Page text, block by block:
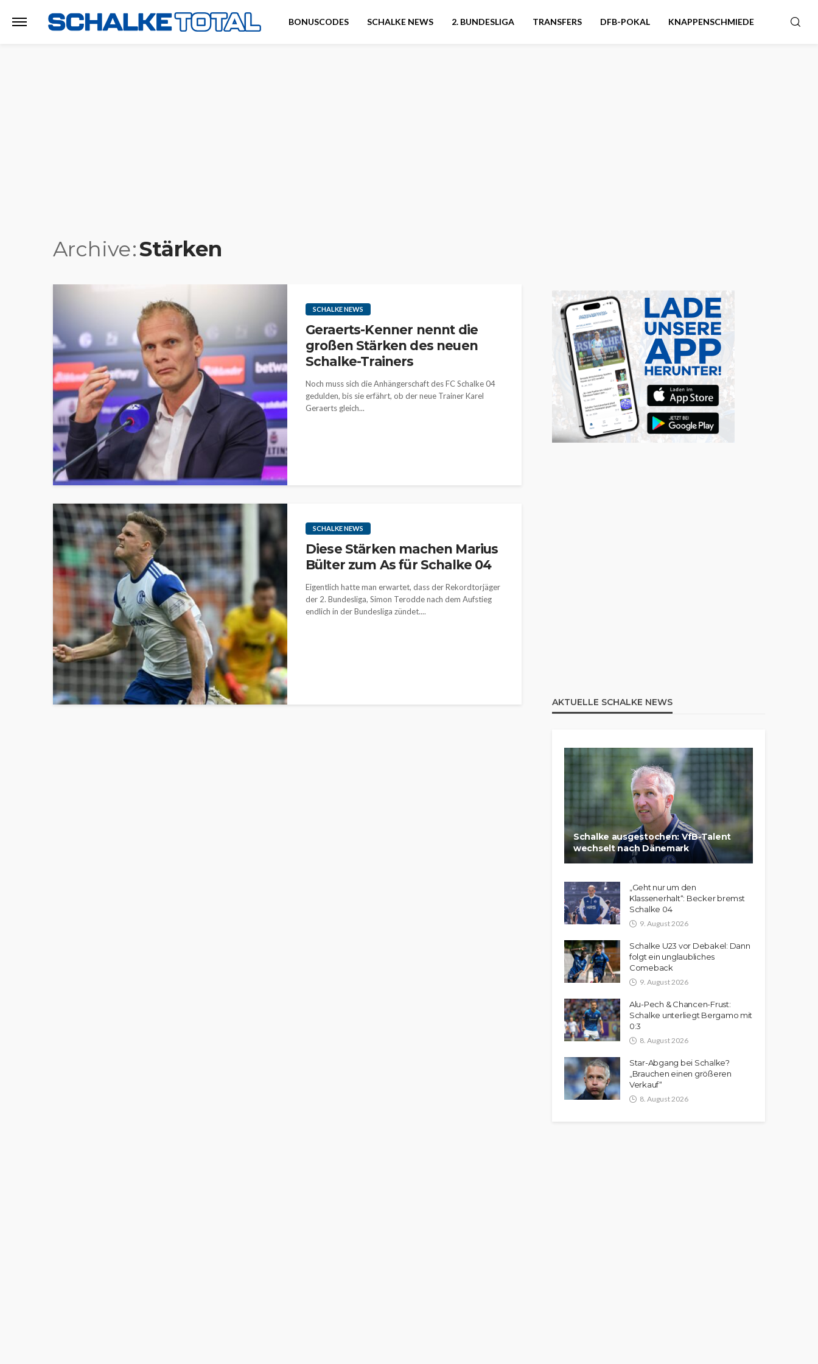
BONUSCODES SCHALKE NEWS 2. BUNDESLIGA TRANSFERS DFB-POKAL KNAPPENSCHMIEDE
Archive Stärken
SCHALKE NEWS
Geraerts-Kenner nennt die
großen Stärken des neuen
Schalke-Trainers
Noch muss sich die Anhängerschaft des FC Schalke 04
gedulden, bis sie erfährt, ob der neue Trainer Karel
Geraerts gleich...
SCHALKE NEWS
Diese Stärken machen Marius
Bülter zum As für Schalke 04
Eigentlich hatte man erwartet, dass der Rekordtorjäger
der 2. Bundesliga, Simon Terodde nach dem Aufstieg
endlich in der Bundesliga zündet....
AKTUELLE SCHALKE NEWS
Schalke ausgestochen: VfB-Talent
wechselt nach Dänemark
„Geht nur um den
Klassenerhalt“: Becker bremst
Schalke 04
9. August 2026
Schalke U23 vor Debakel: Dann
folgt ein unglaubliches
Comeback
9. August 2026
Alu-Pech & Chancen-Frust:
Schalke unterliegt Bergamo mit
0:3
8. August 2026
Star-Abgang bei Schalke?
„Brauchen einen größeren
Verkauf“
8. August 2026